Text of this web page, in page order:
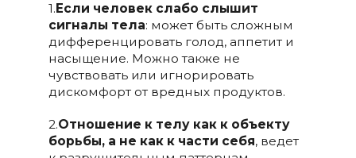
1. Если человек слабо слышит
сигналы тела: может быть сложным
дифференцировать голод, аппетит и
насыщение. Можно также не
чувствовать или игнорировать
дискомфорт от вредных продуктов.
2.Отношение к телу как к объекту
борьбы, а не как к части себя, ведет